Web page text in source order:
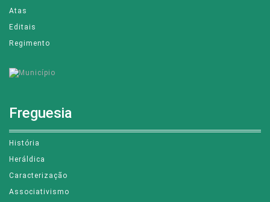
Atas
Editais
Regimento
Freguesia
História
Heráldica
Caracterização
Associativismo